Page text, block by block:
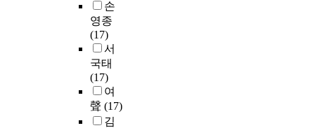
손
영종
(17)
서
국태
(17)
여
聲 (17)
김